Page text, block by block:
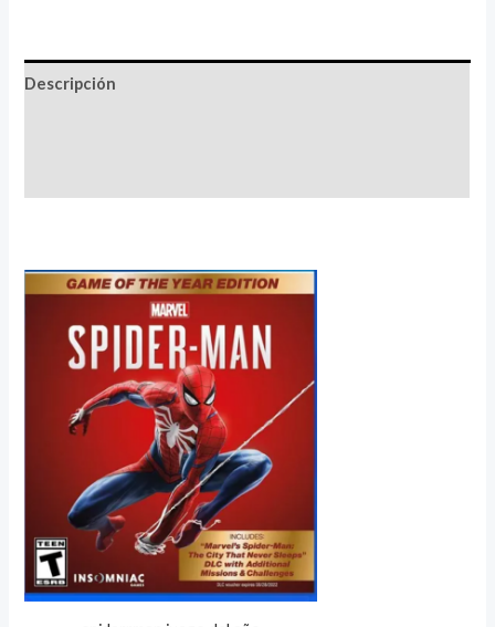
Descripción